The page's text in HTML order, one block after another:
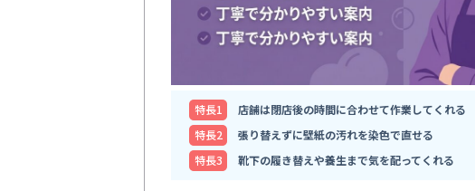
特⻑1
店舗は閉店後の時間に合わせて作業してくれる
特⻑2
張り替えずに壁紙の汚れを染色で直せる
特⻑3
靴下の履き替えや養生まで気を配ってくれる